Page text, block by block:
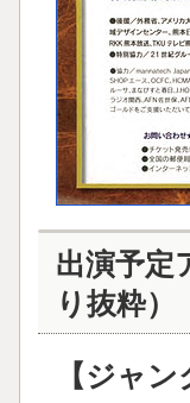
出演予
り抜粋）
【ジャン